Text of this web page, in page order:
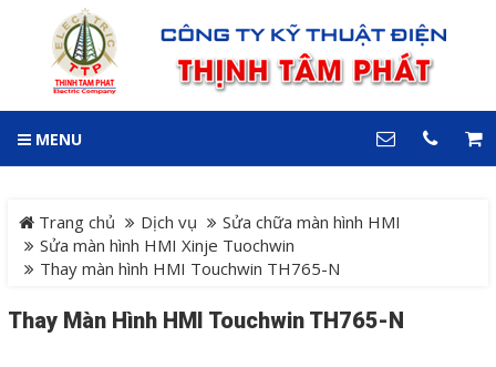
MENU
Trang chủ Dịch vụ
Sửa chữa màn hình HMI
Sửa màn hình HMI Xinje Tuochwin
Thay màn hình HMI Touchwin TH765-N
Thay Màn Hình HMI Touchwin TH765-N
Trang chủ
Dự án
Sản phẩm
GIỎ HÀNG
LIÊN HỆ
Hotline
0909 199 102
64 đường 24, KDC Hiệp